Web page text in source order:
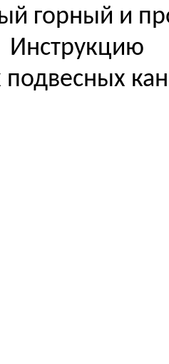
горный и
подвесных